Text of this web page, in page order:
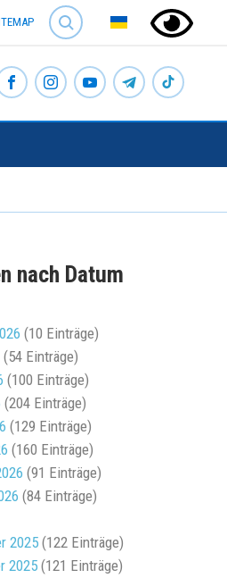
SEARCH
nach Datum
(10 Einträge)
(54 Einträge)
(100 Einträge)
(204 Einträge)
(129 Einträge)
(160 Einträge)
(91 Einträge)
(84 Einträge)
2025(122 Einträge)
2025(121 Einträge)